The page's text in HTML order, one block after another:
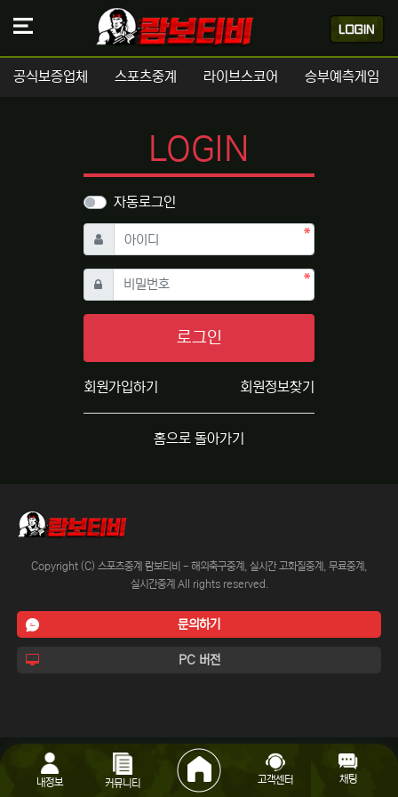
공식보증업체 스포츠중계 라이브스코어 승부예측게임
LOGIN
자동로그인
아이디 필수
비밀번호필수
로그인
회원가입하기 회원정보찾기
홈으로 돌아가기
Copyright (C) 스포츠중계 람보티비 - 해외축구중계, 실시간 고화질중계, 무료중계,
실시간중계 All rights reserved.
문의하기
PC 버전
내정보 커뮤니티 고객센터 채팅